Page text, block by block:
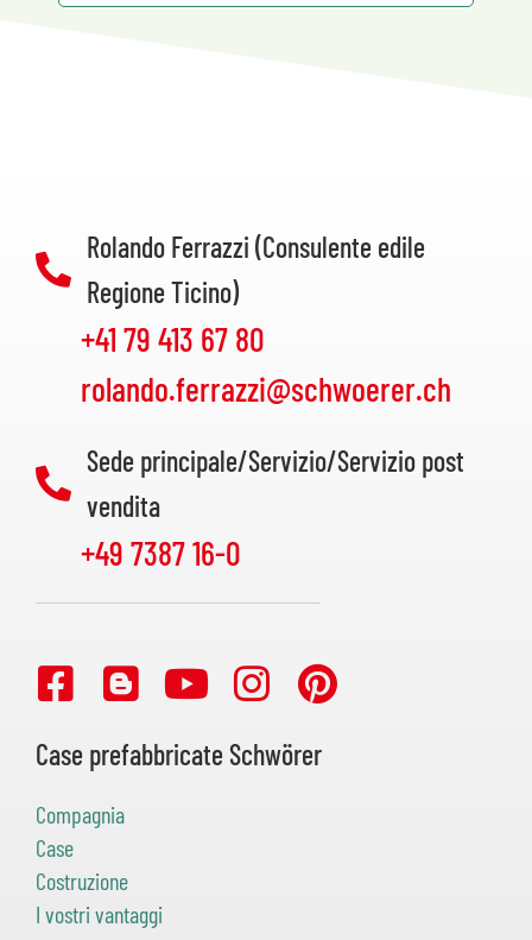
Rolando Ferrazzi (Consulente edile
Regione Ticino)
+41 79 413 67 80
rolando.ferrazzi@schwoerer.ch
Sede principale/Servizio/Servizio post
vendita
+49 7387 16-0
Case prefabbricate Schwörer
Compagnia
Case
Costruzione
I vostri vantaggi